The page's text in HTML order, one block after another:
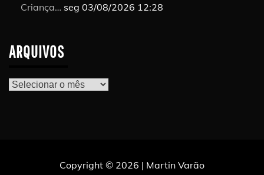
Criança… seg 03/08/2026 12:28
ARQUIVOS
Arquivos
Copyright © 2026 | Martin Varão